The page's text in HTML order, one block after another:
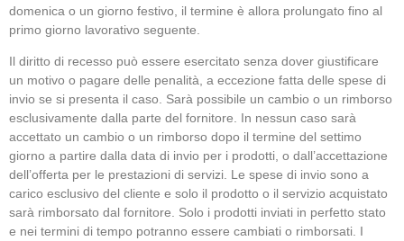
domenica o un giorno festivo, il termine è allora prolungato fino al
primo giorno lavorativo seguente.
Il diritto di recesso può essere esercitato senza dover giustificare
un motivo o pagare delle penalità, a eccezione fatta delle spese di
invio se si presenta il caso. Sarà possibile un cambio o un rimborso
esclusivamente dalla parte del fornitore. In nessun caso sarà
accettato un cambio o un rimborso dopo il termine del settimo
giorno a partire dalla data di invio per i prodotti, o dall’accettazione
dell’offerta per le prestazioni di servizi. Le spese di invio sono a
carico esclusivo del cliente e solo il prodotto o il servizio acquistato
sarà rimborsato dal fornitore. Solo i prodotti inviati in perfetto stato
e nei termini di tempo potranno essere cambiati o rimborsati. I